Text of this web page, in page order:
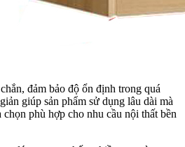
đảm bảo độ ổn định trong quá
giúp sản phẩm sử dụng lâu dài mà
phù hợp cho nhu cầu nội thất bền